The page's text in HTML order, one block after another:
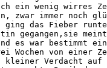
ein wenig wirres
zwar immer noch
ging das Fieber
gegangen,sie
es war bestimmt
Wochen von einer
kleiner Verdacht